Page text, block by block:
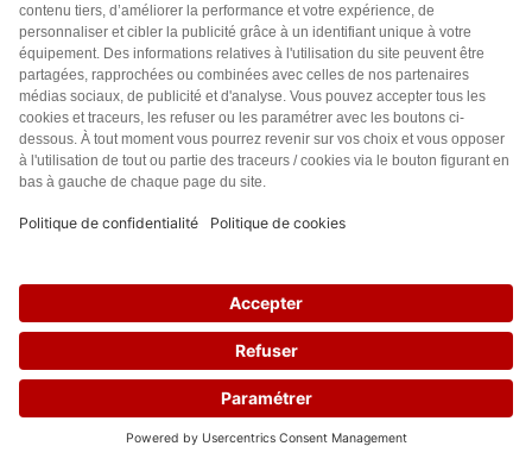
La réduction du CO2 en dessous des niveaux actuels
menace la vie de toutes les espèces animales et
végétales de la planète.
Si le CO2 tombe en dessous de 150 ppm, toute la vie
végétale commencera à mourir, suivie de près par toute
la vie animale qui en dépend, en particulier la vie
Hester van Wijngaarden 5 années il y a
Merci pour cet article. C’est si évident…
0 Répondre